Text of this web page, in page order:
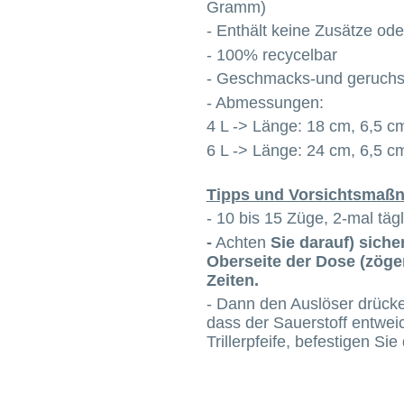
Gramm)
- Enthält keine Zusätze
- 100% recycelbar
- Geschmacks-und
- Abmessungen:
4 L -> Länge: 18 cm, 6,5
6 L -> Länge: 24 cm, 6,5
Tipps und
- 10 bis 15 Züge, 2-mal
-Achten Sie darauf)
Oberseite der Dose
Zeiten.
- Dann den Auslöser
dass der Sauerstoff
Trillerpfeife, befestigen